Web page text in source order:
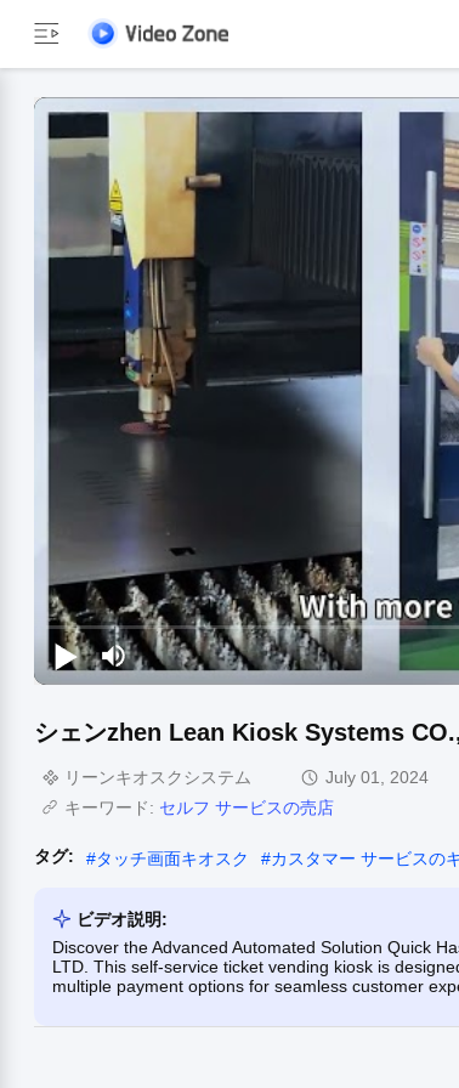
シェンzhen Lean Kiosk Systems
リーンキオスクシステム
July 01, 2024
キーワード: セルフ サービスの売店
タグ: #タッチ画面キオスク #カスタマー サービスの
ビデオ説明:
Discover the Advanced Automated Solution Quick
LTD. This self-service ticket vending kiosk is
multiple payment options for seamless customer